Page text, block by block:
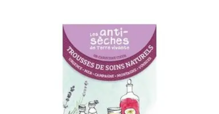
Prothèses et OrthèsesSports et Santé Dentaire
Service Urgence Dentaires